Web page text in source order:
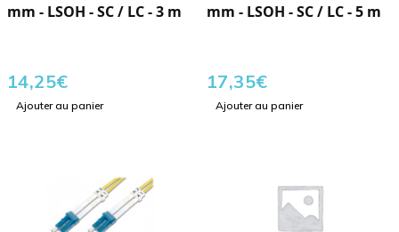
mm - LSOH - SC / LC - 3 m
14,25€
Ajouter au panier
mm - LSOH - SC / LC - 5 m
17,35€
Ajouter au panier